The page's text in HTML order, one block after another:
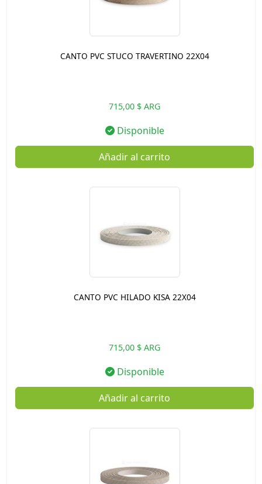
CANTO PVC STUCO TRAVERTINO 22X04
715,00 $ ARG
Disponible
Añadir al carrito
CANTO PVC HILADO KISA 22X04
715,00 $ ARG
Disponible
Añadir al carrito